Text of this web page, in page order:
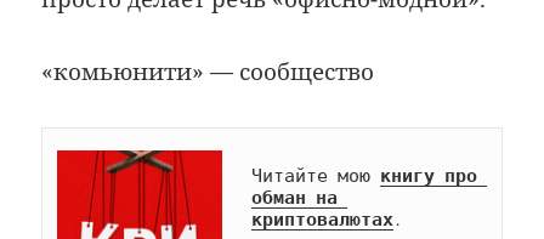
«комьюнити» — сообщество
Читайте мою книгу про
обман на
криптовалютах .